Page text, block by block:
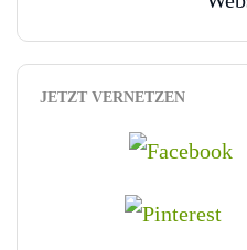
JETZT VERNETZEN